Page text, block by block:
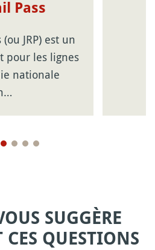
Pass
JRP) est un
pour les lignes
nationale
SUGGÈRE
CES QUESTIONS